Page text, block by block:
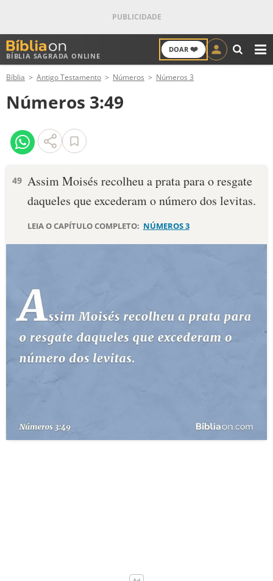
BÍBLIA SAGRADA ONLINE
DOAR ❤️
ANTIGO TESTAMENTO
NOVO TESTAMENTO
VERSÍCULOS
PALAVRA DO DIA
DEVOCIONAL DIÁRIO
10 MANDAMENTOS
ESTUDOS BÍBLICOS
ESBOÇOS DE PREGAÇÃO
PERGUNTE À BÍBLIA
Bíblia Antigo Testamento Números Números 3
Números 3:49
49 Assim Moisés recolheu a prata para o resgate
daqueles que excederam o número dos levitas.
LEIA O CAPÍTULO COMPLETO: NÚMEROS 3